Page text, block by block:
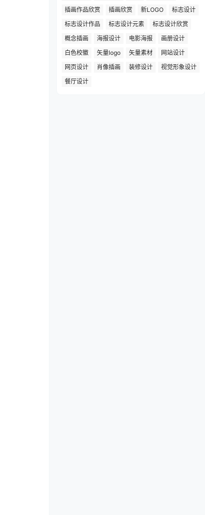
插画作品欣赏
插画欣赏 新LOGO
标志设计
标志设计作品
标志设计元素
标志设计欣赏
概念插画
海报设计 电影海报
画册设计
白色校徽
矢量logo 矢量素材
网站设计
网页设计
肖像插画 装修设计
视觉形象设计
餐厅设计